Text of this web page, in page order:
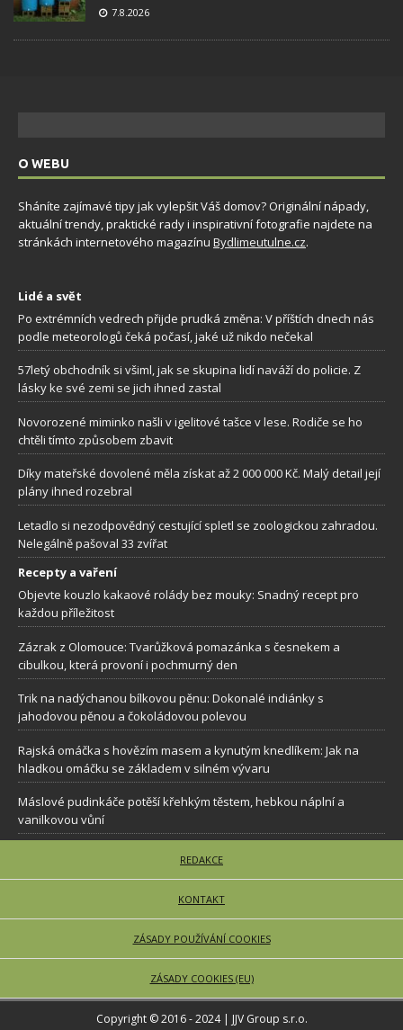
7.8.2026
O WEBU
Sháníte zajímavé tipy jak vylepšit Váš domov? Originální nápady,
aktuální trendy, praktické rady i inspirativní fotografie najdete na
stránkách internetového magazínu Bydlimeutulne.cz.
Lidé a svět
Po extrémních vedrech přijde prudká změna: V příštích dnech nás
podle meteorologů čeká počasí, jaké už nikdo nečekal
57letý obchodník si všiml, jak se skupina lidí naváží do policie. Z
lásky ke své zemi se jich ihned zastal
Novorozené miminko našli v igelitové tašce v lese. Rodiče se ho
chtěli tímto způsobem zbavit
Díky mateřské dovolené měla získat až 2 000 000 Kč. Malý detail její
plány ihned rozebral
Letadlo si nezodpovědný cestující spletl se zoologickou zahradou.
Nelegálně pašoval 33 zvířat
Recepty a vaření
Objevte kouzlo kakaové rolády bez mouky: Snadný recept pro
každou příležitost
Zázrak z Olomouce: Tvarůžková pomazánka s česnekem a
cibulkou, která provoní i pochmurný den
Trik na nadýchanou bílkovou pěnu: Dokonalé indiánky s
jahodovou pěnou a čokoládovou polevou
Rajská omáčka s hovězím masem a kynutým knedlíkem: Jak na
hladkou omáčku se základem v silném vývaru
Máslové pudinkáče potěší křehkým těstem, hebkou náplní a
vanilkovou vůní
REDAKCE
KONTAKT
ZÁSADY POUŽÍVÁNÍ COOKIES
ZÁSADY COOKIES (EU)
Copyright © 2016 - 2024 | JJV Group s.r.o.